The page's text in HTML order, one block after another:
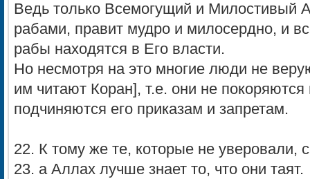
Ведь только Всемогущий и Милостивый
рабами, правит мудро и милосердно, и
рабы находятся в Его власти.
Но несмотря на это многие люди не
им читают Коран], т.е. они не
подчиняются его приказам и запретам.
22. К тому же те, которые не уверовали,
23. а Аллах лучше знает то, что они таят.